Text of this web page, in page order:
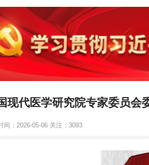
现代医学研究院专家委员会
间：2026-05-06 关注： 3093